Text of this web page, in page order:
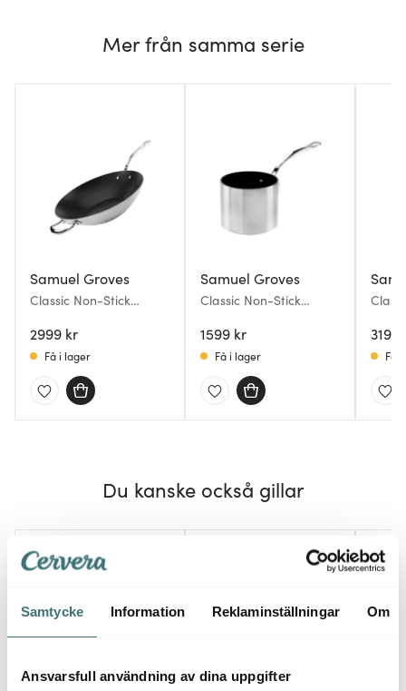
Samtycke Information Reklaminställningar Om
Ansvarsfull användning av dina uppgifter
Mer från samma serie
Samuel Groves
Classic Non-Stick
2999 kr
Få i lager
Samuel Groves
Classic Non-Stick
L1599 kr
Få i lager
lock
3199
Få
Du kanske också gillar